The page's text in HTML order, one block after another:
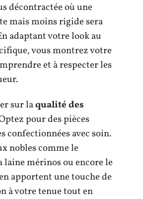
décontractée où une
mais moins rigide sera
adaptant votre look au
vous montrez votre
et à respecter les
sur laqualité des
pour des pièces
confectionnées avec soin.
nobles comme le
laine mérinos ou encore le
apportent une touche de
à votre tenue tout en